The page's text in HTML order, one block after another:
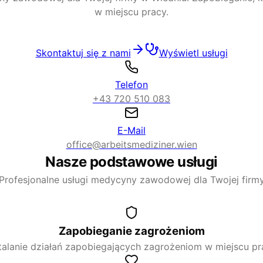
w miejscu pracy.
Skontaktuj się z nami Wyświetl usługi
Telefon
+43 720 510 083
E-Mail
office@arbeitsmediziner.wien
Nasze podstawowe usługi
usługi medycyny zawodowej dla Twojej
Zapobieganie zagrożeniom
działań zapobiegających zagrożeniom w miejscu